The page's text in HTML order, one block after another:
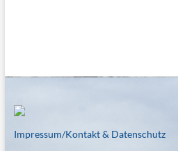
Impressum/Kontakt & Datenschutz